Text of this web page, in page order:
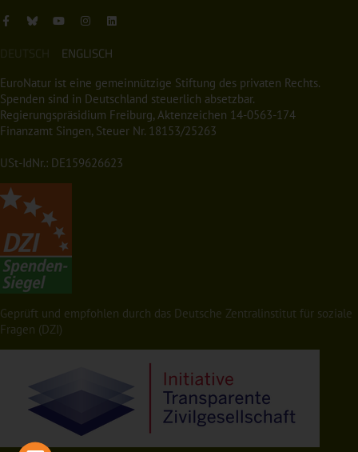
DEUTSCH ENGLISCH
EuroNatur ist eine gemeinnützige Stiftung des privaten Rechts.
Spenden sind in Deutschland steuerlich absetzbar.
Regierungspräsidium Freiburg, Aktenzeichen 14-0563-174
Finanzamt Singen, Steuer Nr. 18153/25263
USt-IdNr.: DE159626623
Geprüft und empfohlen durch das Deutsche Zentralinstitut für soziale
Fragen (DZI)